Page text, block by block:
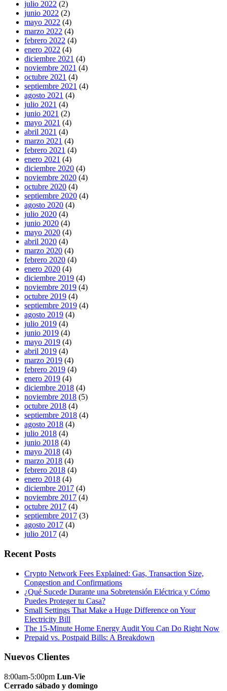
julio 2022 (2)
junio 2022 (2)
mayo 2022 (4)
marzo 2022 (4)
febrero 2022 (4)
enero 2022 (4)
diciembre 2021 (4)
noviembre 2021 (4)
octubre 2021 (4)
septiembre 2021 (4)
agosto 2021 (4)
julio 2021 (4)
junio 2021 (2)
mayo 2021 (4)
abril 2021 (4)
marzo 2021 (4)
febrero 2021 (4)
enero 2021 (4)
diciembre 2020 (4)
noviembre 2020 (4)
octubre 2020 (4)
septiembre 2020 (4)
agosto 2020 (4)
julio 2020 (4)
junio 2020 (4)
mayo 2020 (4)
abril 2020 (4)
marzo 2020 (4)
febrero 2020 (4)
enero 2020 (4)
diciembre 2019 (4)
noviembre 2019 (4)
octubre 2019 (4)
septiembre 2019 (4)
agosto 2019 (4)
julio 2019 (4)
junio 2019 (4)
mayo 2019 (4)
abril 2019 (4)
marzo 2019 (4)
febrero 2019 (4)
enero 2019 (4)
diciembre 2018 (4)
noviembre 2018 (5)
octubre 2018 (4)
septiembre 2018 (4)
agosto 2018 (4)
julio 2018 (4)
junio 2018 (4)
mayo 2018 (4)
marzo 2018 (4)
febrero 2018 (4)
enero 2018 (4)
diciembre 2017 (4)
noviembre 2017 (4)
octubre 2017 (4)
septiembre 2017 (3)
agosto 2017 (4)
julio 2017 (4)
Recent Posts
Crypto Network Fees Explained: Gas, Transaction Size,
Congestion and Confirmations
¿Qué Sucede Durante una Sobretensión Eléctrica y Cómo
Puedes Proteger tu Casa?
Small Settings That Make a Huge Difference on Your
Electricity Bill
The 15-Minute Home Energy Audit You Can Do Right Now
Prepaid vs. Postpaid Bills: A Breakdown
Nuevos Clientes
8:00am-5:00pm Lun-Vie
Cerrado sábado y domingo